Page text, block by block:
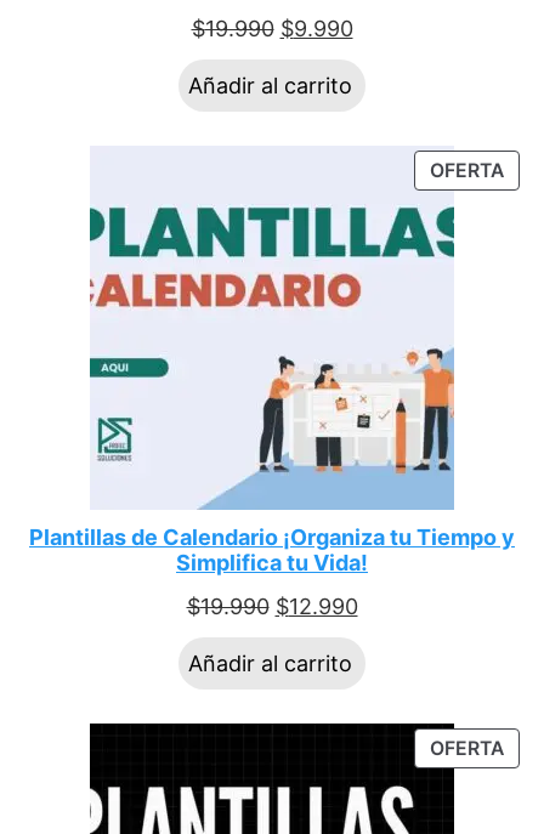
$19.990 $9.990
Añadir al carrito
OFERTA
Plantillas de Calendario ¡Organiza tu Tiempo y
Simplifica tu Vida!
$19.990 $12.990
Añadir al carrito
OFERTA